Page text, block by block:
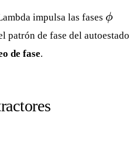
impulsa las fases \phi
ϕ
patrón de fase del autoestado
de fase.